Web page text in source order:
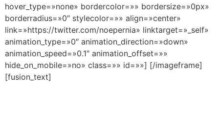
hover_type=»none» bordercolor=»» bordersize=»0px»
borderradius=»0″ stylecolor=»» align=»center»
link=»https://twitter.com/noepernia» linktarget=»_self»
animation_type=»0″ animation_direction=»down»
animation_speed=»0.1″ animation_offset=»»
hide_on_mobile=»no» class=»» id=»»] [/imageframe]
[fusion_text]